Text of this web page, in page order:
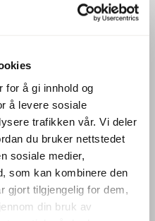
for å gi innhold og
å levere sosiale
trafikken vår. Vi deler
du bruker nettstedet
sosiale medier,
som kan kombinere den
gjort tilgjengelig for dem,
din bruk av